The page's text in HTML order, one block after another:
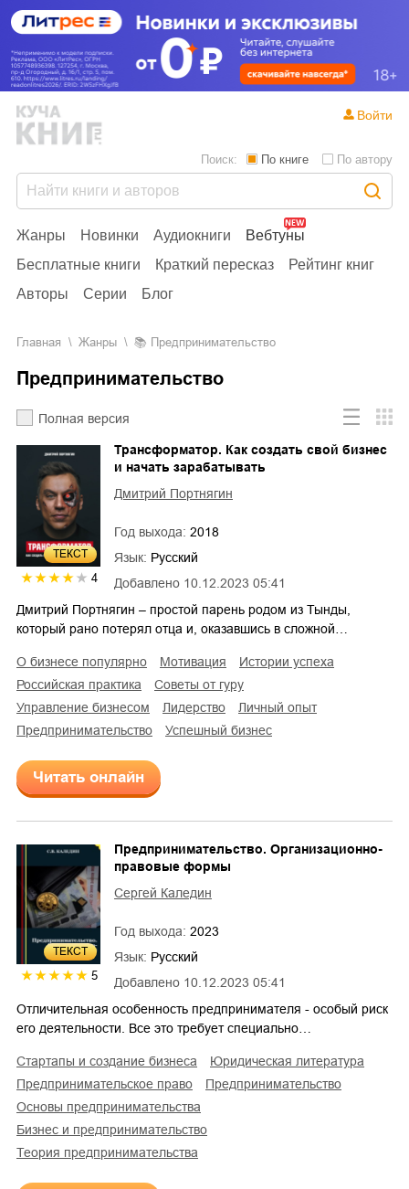
Жанры Новинки Аудиокниги
Вебтуны
Бесплатные книги
Краткий пересказ
Рейтинг книг
Авторы
Серии Блог
Поиск: По книге По автору
Войти
Главная Жанры Предпринимательство
Предпринимательство
Полная версия
ТЕКСТ
4 Добавлено 10.12.2023 05:41
Трансформатор. Как создать свой бизнес
и начать зарабатывать
Дмитрий Портнягин
Год выхода: 2018
Язык: Русский
Дмитрий Портнягин – простой парень родом из Тынды,
который рано потерял отца и, оказавшись в сложной…
о бизнесе популярно мотивация
истории успеха
российская практика
советы от гуру
управление бизнесом
лидерство
личный опыт
предпринимательство
успешный бизнес
Читать онлайн
ТЕКСТ
5 Добавлено 10.12.2023 05:41
Предпринимательство. Организационно-
правовые формы
Сергей Каледин
Год выхода: 2023
Язык: Русский
Отличительная особенность предпринимателя - особый риск
его деятельности. Все это требует специально…
стартапы и создание бизнеса
юридическая литература
предпринимательское право
предпринимательство
основы предпринимательства
бизнес и предпринимательство
теория предпринимательства